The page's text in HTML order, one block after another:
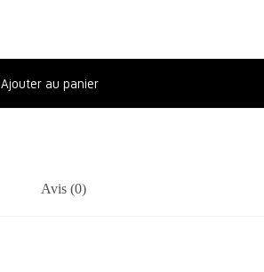
Ajouter au panier
Avis (0)